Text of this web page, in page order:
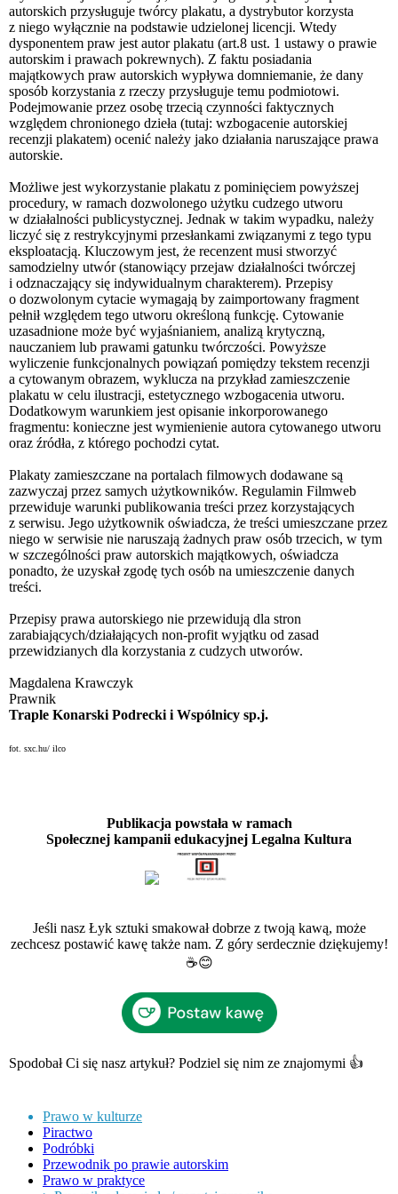
autorskich przysługuje twórcy plakatu, a dystrybutor korzysta
z niego wyłącznie na podstawie udzielonej licencji. Wtedy
dysponentem praw jest autor plakatu (art.8 ust. 1 ustawy o prawie
autorskim i prawach pokrewnych). Z faktu posiadania
majątkowych praw autorskich wypływa domniemanie, że dany
sposób korzystania z rzeczy przysługuje temu podmiotowi.
Podejmowanie przez osobę trzecią czynności faktycznych
względem chronionego dzieła (tutaj: wzbogacenie autorskiej
recenzji plakatem) ocenić należy jako działania naruszające prawa
autorskie.
Możliwe jest wykorzystanie plakatu z pominięciem powyższej
procedury, w ramach dozwolonego użytku cudzego utworu
w działalności publicystycznej. Jednak w takim wypadku, należy
liczyć się z restrykcyjnymi przesłankami związanymi z tego typu
eksploatacją. Kluczowym jest, że recenzent musi stworzyć
samodzielny utwór (stanowiący przejaw działalności twórczej
i odznaczający się indywidualnym charakterem). Przepisy
o dozwolonym cytacie wymagają by zaimportowany fragment
pełnił względem tego utworu określoną funkcję. Cytowanie
uzasadnione może być wyjaśnianiem, analizą krytyczną,
nauczaniem lub prawami gatunku twórczości. Powyższe
wyliczenie funkcjonalnych powiązań pomiędzy tekstem recenzji
a cytowanym obrazem, wyklucza na przykład zamieszczenie
plakatu w celu ilustracji, estetycznego wzbogacenia utworu.
Dodatkowym warunkiem jest opisanie inkorporowanego
fragmentu: konieczne jest wymienienie autora cytowanego utworu
oraz źródła, z którego pochodzi cytat.
Plakaty zamieszczane na portalach filmowych dodawane są
zazwyczaj przez samych użytkowników. Regulamin Filmweb
przewiduje warunki publikowania treści przez korzystających
z serwisu. Jego użytkownik oświadcza, że treści umieszczane przez
niego w serwisie nie naruszają żadnych praw osób trzecich, w tym
w szczególności praw autorskich majątkowych, oświadcza
ponadto, że uzyskał zgodę tych osób na umieszczenie danych
treści.
Przepisy prawa autorskiego nie przewidują dla stron
zarabiających/działających non-profit wyjątku od zasad
przewidzianych dla korzystania z cudzych utworów.
Magdalena Krawczyk
Prawnik
Traple Konarski Podrecki i Wspólnicy sp.j.
fot. sxc.hu/ ilco
Publikacja powstała w ramach
Społecznej kampanii edukacyjnej Legalna Kultura
Jeśli nasz Łyk sztuki smakował dobrze z twoją kawą, może
zechcesz postawić kawę także nam. Z góry serdecznie dziękujemy!
☕️😊
Spodobał Ci się nasz artykuł? Podziel się nim ze znajomymi 👍
Prawo w kulturze
Piractwo
Podróbki
Przewodnik po prawie autorskim
Prawo w praktyce